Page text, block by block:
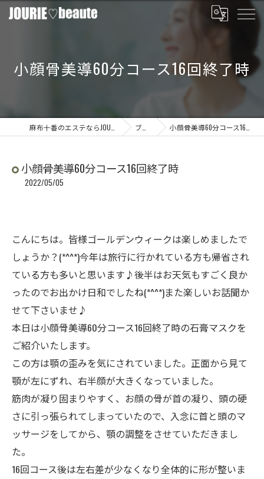
小顔骨美導60分コース16回終了時
ブログ 小顔骨美導60分コース16回終了時
小顔骨美導60分コース16回終了時
2022/05/05
こんにちは。皆様ゴールデンウィークは楽しめましたで
しょうか？(*^^*)今年は旅行に行かれている方も帰省され
ている方も多いと思います♪後半はお天気もすごく良か
ったのでお出かけ日和でしたね(*^^*)また楽しいお話聞か
せて下さいませ♪
本日は小顔骨美導60分コース16回終了時の石膏マスクを
ご紹介いたします。
この方は顎の歪みを気にされていました。正面から見て
顎が左にずれ、右半顔が大きくなっていました。
筋肉が凝り固まりやすく、お顔の骨が首の凝り、頭の硬
さに引っ張られてしまっていたので、入念に首と頭のマ
ッサージをしてから、顎の調整をさせていただきまし
た。
16回コース後は左右差が少なくなり全体的に形が整いま